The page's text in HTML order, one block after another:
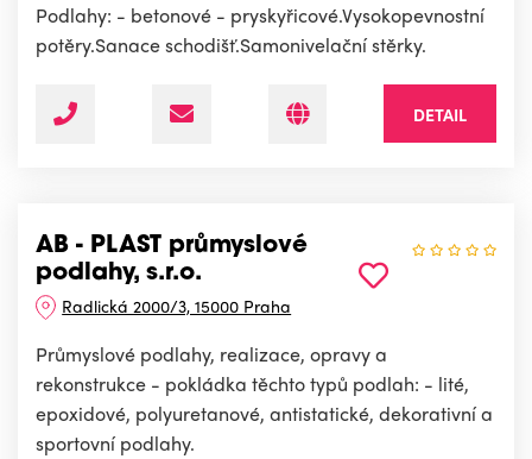
Podlahy: - betonové - pryskyřicové.Vysokopevnostní
potěry.Sanace schodišť.Samonivelační stěrky.
DETAIL
AB - PLAST průmyslové
podlahy, s.r.o.
Radlická 2000/3, 15000 Praha
Průmyslové podlahy, realizace, opravy a
rekonstrukce - pokládka těchto typů podlah: - lité,
epoxidové, polyuretanové, antistatické, dekorativní a
sportovní podlahy.